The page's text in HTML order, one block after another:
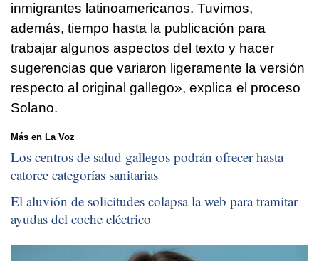
inmigrantes latinoamericanos. Tuvimos,
además, tiempo hasta la publicación para
trabajar algunos aspectos del texto y hacer
sugerencias que variaron ligeramente la versión
respecto al original gallego», explica el proceso
Solano.
Más en La Voz
Los centros de salud gallegos podrán ofrecer hasta
catorce categorías sanitarias
El aluvión de solicitudes colapsa la web para tramitar
ayudas del coche eléctrico